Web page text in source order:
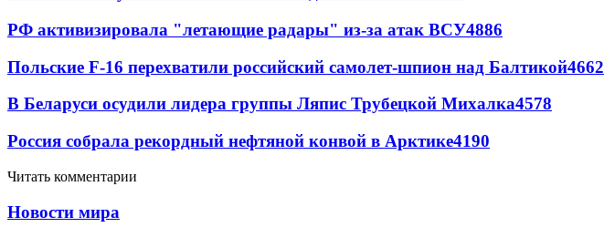
РФ активизировала "летающие радары" из-за атак ВСУ4886
Польские F-16 перехватили российский самолет-шпион над Балтикой4662
В Беларуси осудили лидера группы Ляпис Трубецкой Михалка4578
Россия собрала рекордный нефтяной конвой в Арктике4190
Читать комментарии
Новости мира